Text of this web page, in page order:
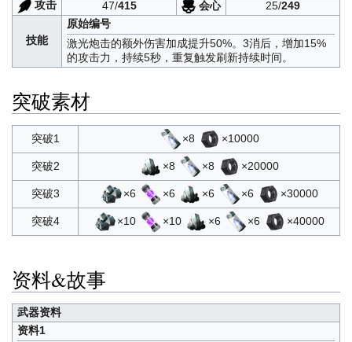
攻击
47/415 会心 25/249
技能
原始编号
激光炮击的额外伤害加成提升50%。3消后，增加15%
的攻击力，持续5秒，重复触发刷新持续时间。
突破素材
突破1 ×8 ×10000
突破2 ×8 ×8 ×20000
突破3 ×6 ×6 ×6 ×6 ×30000
突破4 ×10 ×10 ×6 ×6 ×40000
资料&故事
武器资料
资料1